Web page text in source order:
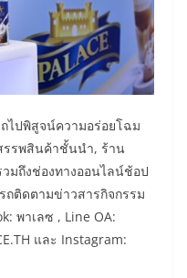
ไปพิสูจน์ความอร่อยโฉม
รรพสินค้าชั้นนำ, ร้าน
มถึงช่องทางออนไลน์ช้อป
ติดตามข่าวสารกิจกรรม
พาเลซ , Line OA:
และ Instagram: